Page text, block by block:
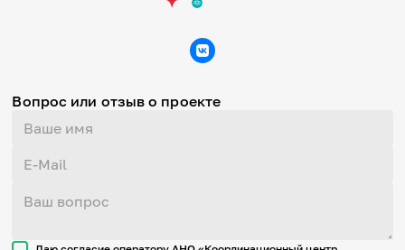
Вопрос или отзыв о проекте